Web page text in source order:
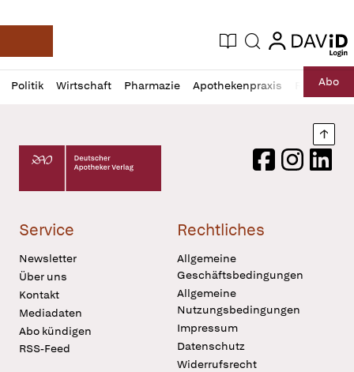
Deutsche Apotheker Zeitung
Aktuelle Ausgabe
Suche login
login
Politik Wirtschaft Pharmazie Apothekenpraxis RechtAbo
Profil
öffnen
Daz
Pur
Deutscher Apotheker Verlag Logo
FacebookInstagram
Service
Newsletter
Über uns
Kontakt
Mediadaten
Abo kündigen
RSS-Feed
Rechtliches
Allgemeine
Geschäftsbedingungen
Allgemeine
Nutzungsbedingungen
Impressum
Datenschutz
Widerrufsrecht